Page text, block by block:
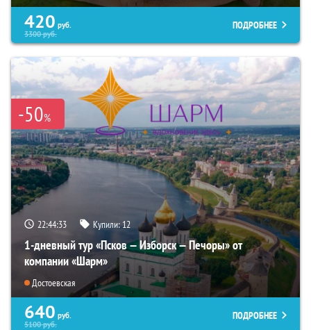
420 руб.
3300руб.
ПОДРОБНЕЕ
-50%
22:44:31 Купили:12
1-дневный тур «Псков — Изборск — Печоры» от
компании «Шарм»
Достоевская
640 руб.
5100руб.
ПОДРОБНЕЕ